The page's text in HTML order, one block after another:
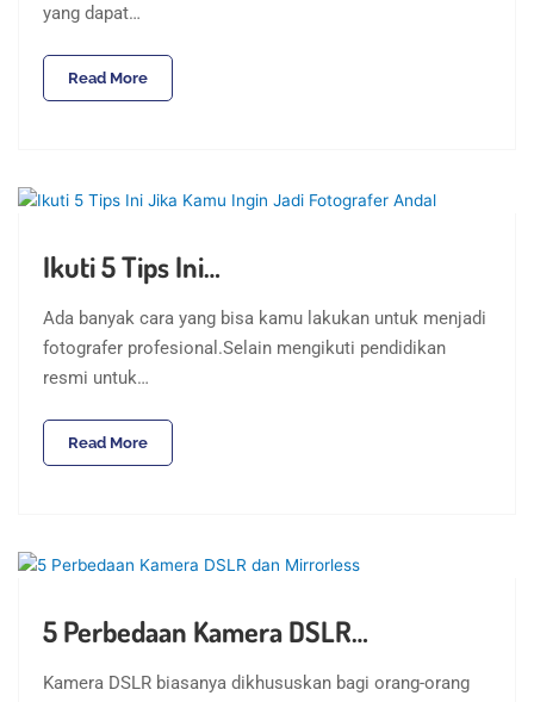
yang dapat…
Read More
Ikuti 5 Tips Ini…
Ada banyak cara yang bisa kamu lakukan untuk menjadi
fotografer profesional.Selain mengikuti pendidikan
resmi untuk…
Read More
5 Perbedaan Kamera DSLR…
Kamera DSLR biasanya dikhususkan bagi orang-orang